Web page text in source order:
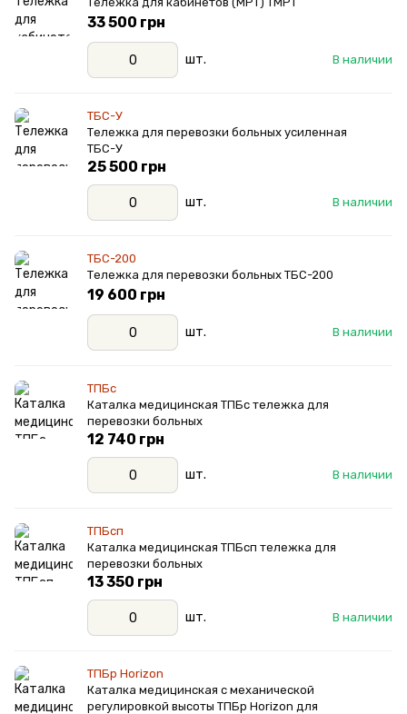
В наличии
33 500 грн
шт.
ТБС-У
Тележка для перевозки больных усиленная
ТБС-У
В наличии
25 500 грн
шт.
ТБС-200
Тележка для перевозки больных ТБС-200
В наличии
19 600 грн
шт.
ТПБс
Каталка медицинская ТПБс тележка для
перевозки больных
В наличии
12 740 грн
шт.
ТПБсп
Каталка медицинская ТПБсп тележка для
перевозки больных
В наличии
13 350 грн
шт.
ТПБр Horizon
Каталка медицинская с механической
регулировкой высоты ТПБр Horizon для